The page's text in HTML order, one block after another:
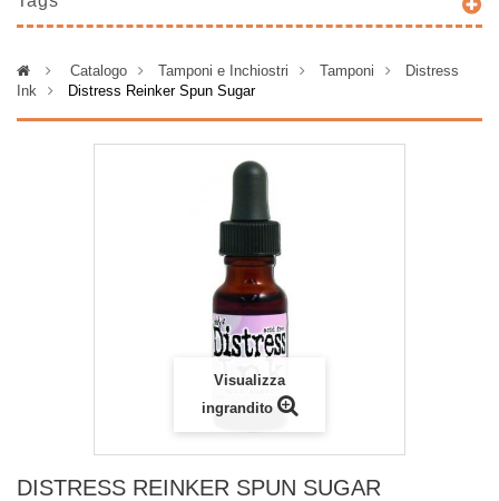
> Catalogo > Tamponi e Inchiostri > Tamponi >
Distress
Ink
> Distress Reinker Spun Sugar
Visualizza
ingrandito
DISTRESS REINKER SPUN SUGAR